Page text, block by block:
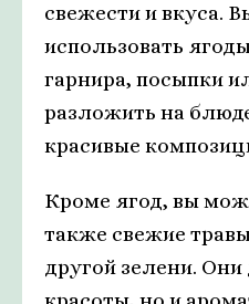
свежести и вкуса.
использовать
гарнира, посыпки
разложить на
красивые
Кроме ягод, вы
также свежие
другой зелени. Они